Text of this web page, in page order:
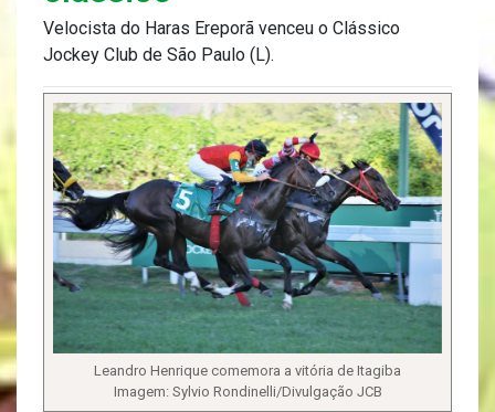
Velocista do Haras Ereporã venceu o Clássico
Jockey Club de São Paulo (L).
Leandro Henrique comemora a vitória de Itagiba
Imagem: Sylvio Rondinelli/Divulgação JCB